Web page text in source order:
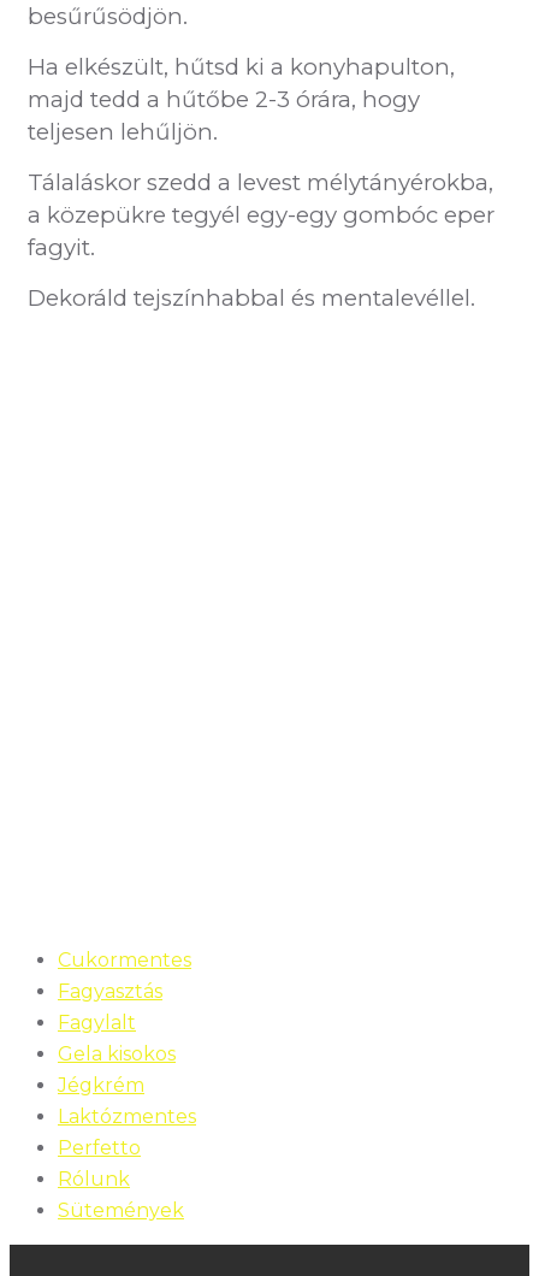
besűrűsödjön.
Ha elkészült, hűtsd ki a konyhapulton,
majd tedd a hűtőbe 2-3 órára, hogy
teljesen lehűljön.
Tálaláskor szedd a levest mélytányérokba,
a közepükre tegyél egy-egy gombóc eper
fagyit.
Dekoráld tejszínhabbal és mentalevéllel.
Cukormentes
Fagyasztás
Fagylalt
Gela kisokos
Jégkrém
Laktózmentes
Perfetto
Rólunk
Sütemények